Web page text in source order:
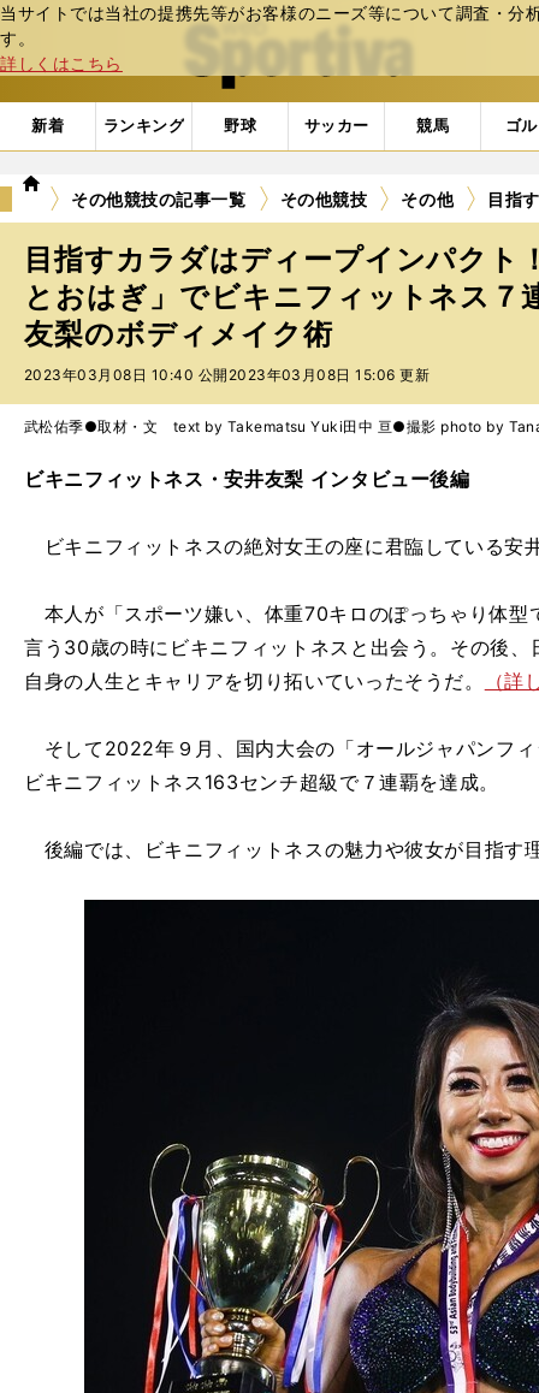
当サイトでは当社の提携先等がお客様のニーズ等について調査・
す。
詳しくはこちら
web Sportiva (webスポルティーバ)
新着 ランキング 野球 サッカー 競馬 ゴ
we
ポ
ル
テ
ィ
ー
その他競技の記事一覧 その他競技 その他 目指
目指すカラダはディープインパクト
とおはぎ」でビキニフィットネス７
友梨のボディメイク術
2023年03月08日 10:40 公開 2023年03月08日 15:06 更新
武松佑季●取材・文 text by Takematsu Yuki田中 亘●撮影 photo by
ビキニフィットネス・安井友梨 インタビュー後編
ビキニフィットネスの絶対女王の座に君臨している安
本人が「スポーツ嫌い、体重70キロのぽっちゃり体型
言う30歳の時にビキニフィットネスと出会う。その後
自身の人生とキャリアを切り拓いていったそうだ。
（
そして2022年９月、国内大会の「オールジャパンフ
ビキニフィットネス163センチ超級で７連覇を達成。
後編では、ビキニフィットネスの魅力や彼女が目指す